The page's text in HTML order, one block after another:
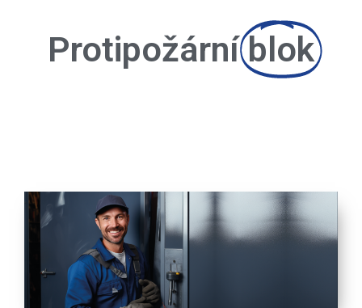
Protipožární blok